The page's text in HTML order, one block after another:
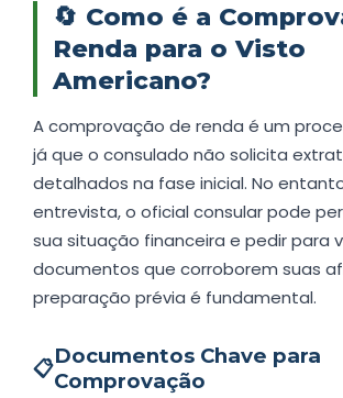
🔄 Como é a
Renda para o Visto
Americano?
A comprovação de renda é um
já que o consulado não solicita
detalhados na fase inicial. No
entrevista, o oficial consular pode
sua situação financeira e pedir para
documentos que corroborem suas
preparação prévia é fundamental.
📋Documentos Chave para
Comprovação